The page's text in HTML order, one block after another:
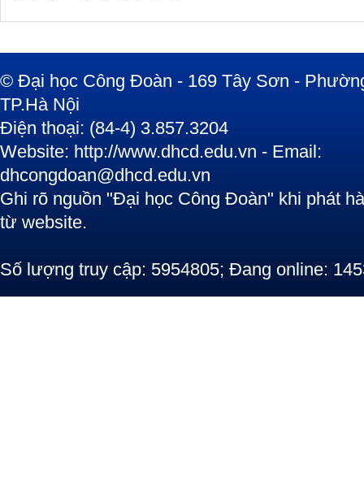
© Đại học Công Đoàn - 169 Tây Sơn -
TP.Hà Nội
Điện thoại: (84-4) 3.857.3204
Website: http://www.dhcd.edu.vn - Email:
dhcongdoan@dhcd.edu.vn
Ghi rõ nguồn "Đại học Công Đoàn" khi phát
từ website.
Số lượng truy cập: 5954805; Đang online: